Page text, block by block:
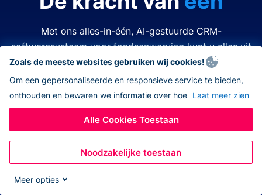
Met ons alles-in-één, AI-gestuurde CRM-
softwaresysteem voor fondsenwerving kunt u alles uit
de kast halen.
Tijd is kostbaar. Middelen zijn beperkt. Het laatste wat
u wilt doen is een van beide verspillen. Donorbox
nonprofit CRM-software vereenvoudigt en verbetert
elk aspect van fondsenwerving, zodat u alles kunt
doen – allemaal op hetzelfde platform. Nooit meer
wisselen tussen verschillende apps, navigeren naar
Zoals de meeste websites gebruiken wij cookies!
Om een gepersonaliseerde en responsieve service te bieden,
onthouden en bewaren we informatie over hoe Laat meer zien
Alle Cookies Toestaan
Noodzakelijke toestaan
Meer opties